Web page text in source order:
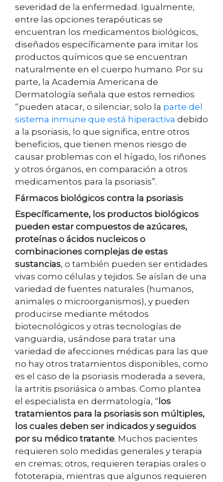
severidad de la enfermedad. Igualmente,
entre las opciones terapéuticas se
encuentran los medicamentos biológicos,
diseñados específicamente para imitar los
productos químicos que se encuentran
naturalmente en el cuerpo humano. Por su
parte, la Academia Americana de
Dermatología señala que estos remedios
“pueden atacar, o silenciar, solo la parte del
sistema inmune que está hiperactiva debido
a la psoriasis, lo que significa, entre otros
beneficios, que tienen menos riesgo de
causar problemas con el hígado, los riñones
y otros órganos, en comparación a otros
medicamentos para la psoriasis”.
Fármacos biológicos contra la psoriasis
Específicamente, los productos biológicos
pueden estar compuestos de azúcares,
proteínas o ácidos nucleicos o
combinaciones complejas de estas
sustancias, o también pueden ser entidades
vivas como células y tejidos. Se aíslan de una
variedad de fuentes naturales (humanos,
animales o microorganismos), y pueden
producirse mediante métodos
biotecnológicos y otras tecnologías de
vanguardia, usándose para tratar una
variedad de afecciones médicas para las que
no hay otros tratamientos disponibles, como
es el caso de la psoriasis moderada a severa,
la artritis psoriásica o ambas. Como plantea
el especialista en dermatología, “ los
tratamientos para la psoriasis son múltiples,
los cuales deben ser indicados y seguidos
por su médico tratante. Muchos pacientes
requieren solo medidas generales y terapia
en cremas; otros, requieren terapias orales o
fototerapia, mientras que algunos requieren